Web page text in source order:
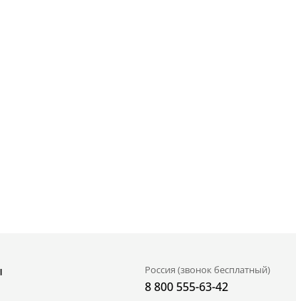
Россия (звонок бесплатный)
8 800 555-63-42